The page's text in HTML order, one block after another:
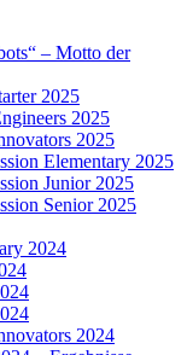
– Motto der
2025
2025
2025
Elementary 2025
Junior 2025
Senior 2025
2024
2024